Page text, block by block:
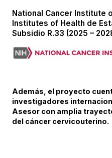
National Cancer Institute
Institutes of Health de
Subsidio R.33 (2025 –
Además, el proyecto
investigadores
Asesor con amplia
del cáncer cervicouterino.